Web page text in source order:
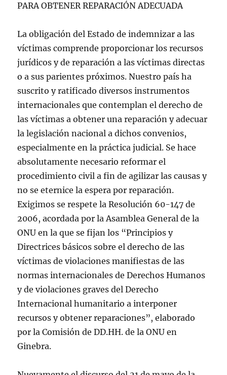
PARA OBTENER REPARACIÓN ADECUADA
La obligación del Estado de indemnizar a las
víctimas comprende proporcionar los recursos
jurídicos y de reparación a las víctimas directas
o a sus parientes próximos. Nuestro país ha
suscrito y ratificado diversos instrumentos
internacionales que contemplan el derecho de
las víctimas a obtener una reparación y adecuar
la legislación nacional a dichos convenios,
especialmente en la práctica judicial. Se hace
absolutamente necesario reformar el
procedimiento civil a fin de agilizar las causas y
no se eternice la espera por reparación.
Exigimos se respete la Resolución 60-147 de
2006, acordada por la Asamblea General de la
ONU en la que se fijan los “Principios y
Directrices básicos sobre el derecho de las
víctimas de violaciones manifiestas de las
normas internacionales de Derechos Humanos
y de violaciones graves del Derecho
Internacional humanitario a interponer
recursos y obtener reparaciones”, elaborado
por la Comisión de DD.HH. de la ONU en
Ginebra.